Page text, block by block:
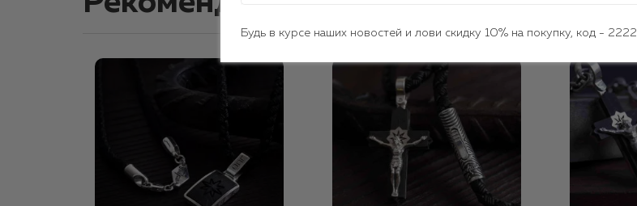
Будь в курсе наших новостей и лови скидку 10% на покупку, код - 2222